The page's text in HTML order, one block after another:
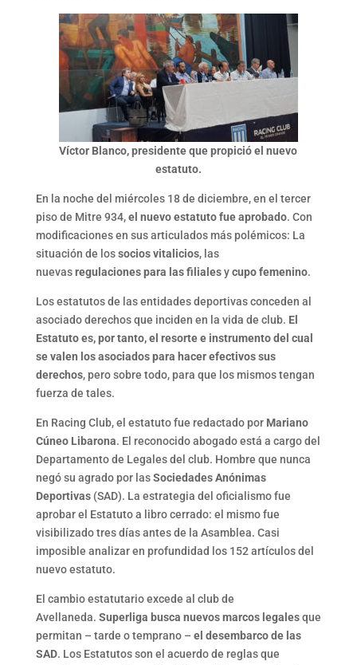
Víctor Blanco, presidente que propició el nuevo
estatuto.
En la noche del miércoles 18 de diciembre, en el tercer
piso de Mitre 934,el nuevo estatuto fue aprobado. Con
modificaciones en sus articulados más polémicos: La
situación de lossocios vitalicios, las
nuevasregulaciones para las filialesycupo femenino.
Los estatutos de las entidades deportivas conceden al
asociado derechos que inciden en la vida de club. El
Estatuto es, por tanto, el resorte e instrumento del cual
se valen los asociados para hacer efectivos sus
derechos, pero sobre todo, para que los mismos tengan
fuerza de tales.
En Racing Club, el estatuto fue redactado por Mariano
Cúneo Libarona. El reconocido abogado está a cargo del
Departamento de Legales del club. Hombre que nunca
negó su agrado por lasSociedades Anónimas
Deportivas(SAD). La estrategia del oficialismo fue
aprobar el Estatuto a libro cerrado: el mismo fue
visibilizado tres días antes de la Asamblea. Casi
imposible analizar en profundidad los 152 artículos del
nuevo estatuto.
El cambio estatutario excede al club de
Avellaneda. Superliga busca nuevos marcos legalesque
permitan – tarde o temprano – el desembarco de las
SAD. Los Estatutos son el acuerdo de reglas que